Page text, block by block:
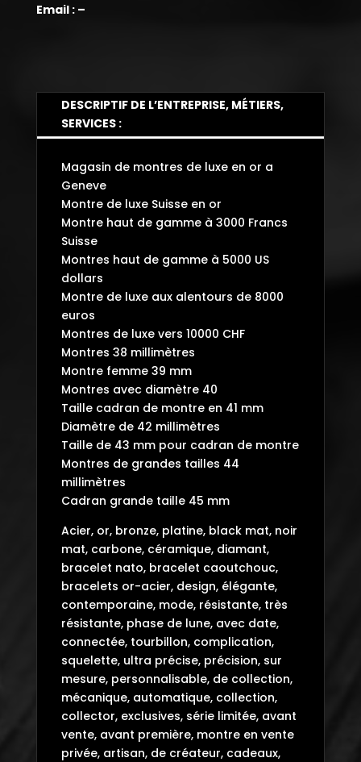
Email : –
DESCRIPTIF DE L’ENTREPRISE, MÉTIERS,
SERVICES :
Magasin de montres de luxe en or a
Geneve
Montre de luxe Suisse en or
Montre haut de gamme à 3000 Francs
Suisse
Montres haut de gamme à 5000 US
dollars
Montre de luxe aux alentours de 8000
euros
Montres de luxe vers 10000 CHF
Montres 38 millimètres
Montre femme 39 mm
Montres avec diamètre 40
Taille cadran de montre en 41 mm
Diamètre de 42 millimètres
Taille de 43 mm pour cadran de montre
Montres de grandes tailles 44
millimètres
Cadran grande taille 45 mm
Acier, or, bronze, platine, black mat, noir
mat, carbone, céramique, diamant,
bracelet nato, bracelet caoutchouc,
bracelets or-acier, design, élégante,
contemporaine, mode, résistante, très
résistante, phase de lune, avec date,
connectée, tourbillon, complication,
squelette, ultra précise, précision, sur
mesure, personnalisable, de collection,
mécanique, automatique, collection,
collector, exclusives, série limitée, avant
vente, avant première, montre en vente
privée, artisan, de créateur, cadeaux,